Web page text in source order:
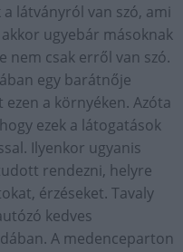
látványról van szó, ami
ugyebár másoknak
nem csak erről van szó.
egy barátnője
a környéken. Azóta
ezek a látogatások
Ilyenkor ugyanis
rendezni, helyre
érzéseket. Tavaly
kedves
A medenceparton